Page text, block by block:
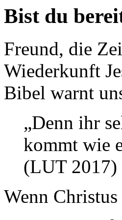
Bist du
Freund, die
Wiederkunft
Bibel warnt
„Denn ihr
kommt wie
(LUT 2017)
Wenn